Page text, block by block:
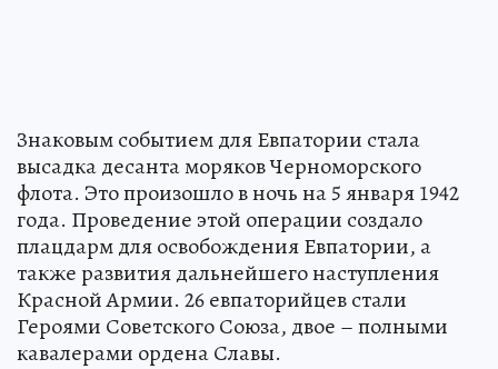
Знаковым событием для Евпатории стала
высадка десанта моряков Черноморского
флота. Это произошло в ночь на 5 января 1942
года. Проведение этой операции создало
плацдарм для освобождения Евпатории, а
также развития дальнейшего наступления
Красной Армии. 26 евпаторийцев стали
Героями Советского Союза, двое – полными
кавалерами ордена Славы.